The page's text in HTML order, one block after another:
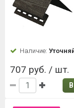
Наличие:
707 руб. / шт.